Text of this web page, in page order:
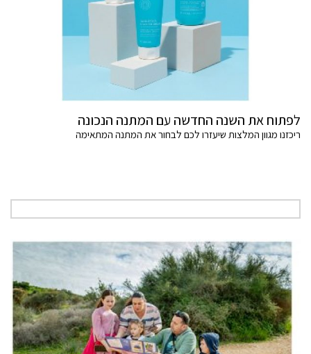
לפתוח את השנה החדשה עם המתנה הנכונה
ריכזנו מגוון המלצות שיעזרו לכם לבחור את המתנה המתאימה